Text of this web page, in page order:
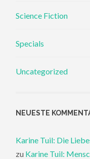
Science Fiction
Specials
Uncategorized
NEUESTE
Karine Tuil: Die
zu Karine Tuil: